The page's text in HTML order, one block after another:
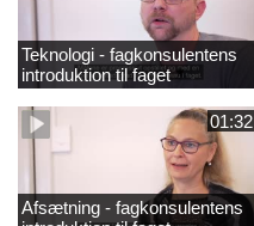
Teknologi - fagkonsulentens
introduktion til faget
01:32
Afsætning - fagkonsulentens